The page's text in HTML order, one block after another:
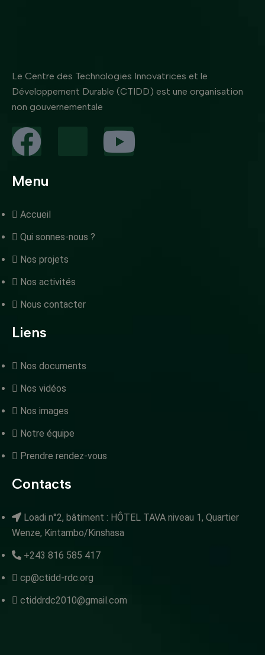
Le Centre des Technologies Innovatrices et le
Développement Durable (CTIDD) est une organisation
non gouvernementale
Menu
Accueil
Qui sonnes-nous ?
Nos projets
Nos activités
Nous contacter
Liens
Nos documents
Nos vidéos
Nos images
Notre équipe
Prendre rendez-vous
Contacts
Loadi n°2, bâtiment : HÔTEL TAVA niveau 1, Quartier
Wenze, Kintambo/Kinshasa
+243 816 585 417
cp@ctidd-rdc.org
ctiddrdc2010@gmail.com